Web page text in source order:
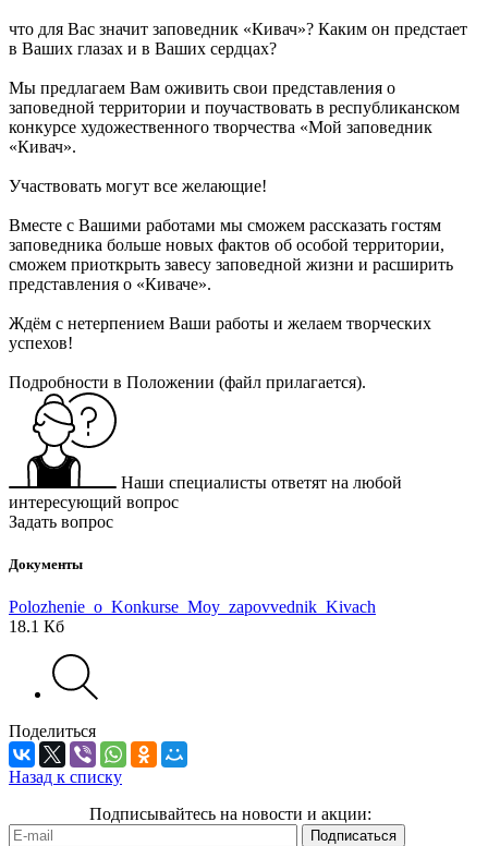
что для Вас значит заповедник «Кивач»? Каким он предстает
в Ваших глазах и в Ваших сердцах?
Мы предлагаем Вам оживить свои представления о
заповедной территории и поучаствовать в республиканском
конкурсе художественного творчества «Мой заповедник
«Кивач».
Участвовать могут все желающие!
Вместе с Вашими работами мы сможем рассказать гостям
заповедника больше новых фактов об особой территории,
сможем приоткрыть завесу заповедной жизни и расширить
представления о «Киваче».
Ждём с нетерпением Ваши работы и желаем творческих
успехов!
Подробности в Положении (файл прилагается).
Наши специалисты ответят на любой
интересующий вопрос
Задать вопрос
Документы
Polozhenie_o_Konkurse_Moy_zapovvednik_Kivach
18.1 Кб
Поделиться
Назад к списку
Подписывайтесь на новости и акции: